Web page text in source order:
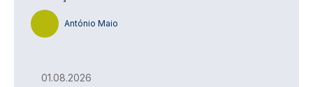
António Maio
01.08.2026